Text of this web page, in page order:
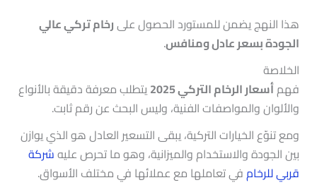
هذا النهج يضمن للمستورد الحصول علىرخام تركي عالي
الجودة بسعر عادل ومنافس.
الخلاصة
فهمأسعار الرخام التركي 2025
يتطلب معرفة دقيقة بالأنواع
والألوان والمواصفات الفنية، وليس البحث عن رقم ثابت.
ومع تنوّع الخيارات التركية، يبقى التسعير العادل هو الذي يوازن
بين الجودة والاستخدام والميزانية، وهو ما تحرص عليهشركة
قربي للرخامفي تعاملها مع عملائها في مختلف الأسواق.